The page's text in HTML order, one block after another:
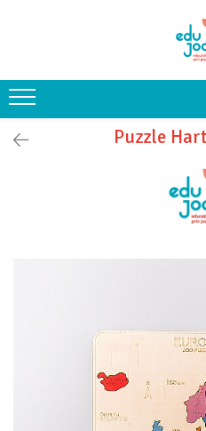
1-2 ani
3-4 ani
5-7 ani
Puzzle